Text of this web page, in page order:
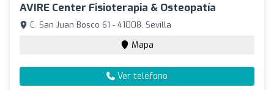
AVIRE Center Fisioterapia & Osteopatía
C. San Juan Bosco 61 - 41008, Sevilla
Mapa
Ver teléfono